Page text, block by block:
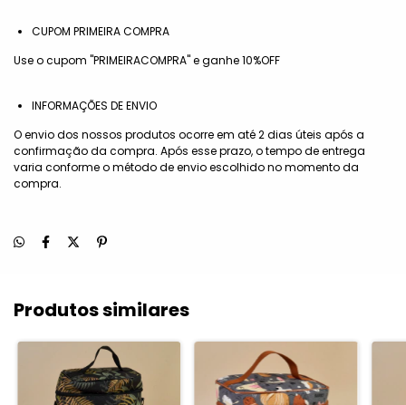
CUPOM PRIMEIRA COMPRA
Use o cupom "PRIMEIRACOMPRA" e ganhe 10%OFF
INFORMAÇÕES DE ENVIO
O envio dos nossos produtos ocorre em até 2 dias úteis após a
confirmação da compra. Após esse prazo, o tempo de entrega
varia conforme o método de envio escolhido no momento da
compra.
Produtos similares